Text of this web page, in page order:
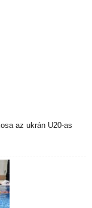
az ukrán U20-as